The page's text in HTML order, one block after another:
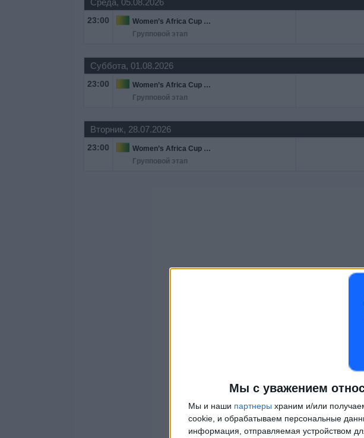
Мы с уважением
Мы и наши партнеры храним и/или
cookie, и обрабатываем персональные
информация, отправляемая устройством
Среда, 05.08.2026
23:00
Women’s Africa Cup of Nations
Групповой этап
Суббота, 01.08.2026
23:00
Women’s Africa Cup of Nations
Групповой этап
Вторник, 28.07.2026
23:00
Women’s Africa Cup of Nations
Групповой этап